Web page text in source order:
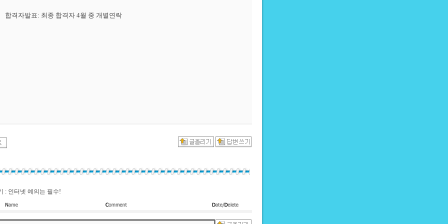
합격자발표: 최종 합격자4월 중 개별연락
: 인터넷 예의는 필수!